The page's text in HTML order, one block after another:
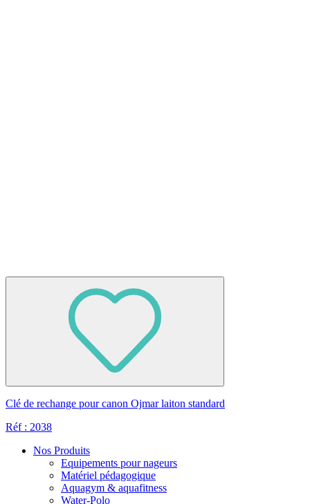
Clé de rechange pour canon Ojmar laiton standard
Réf : 2038
Nos Produits
Equipements pour nageurs
Matériel pédagogique
Aquagym & aquafitness
Water-Polo